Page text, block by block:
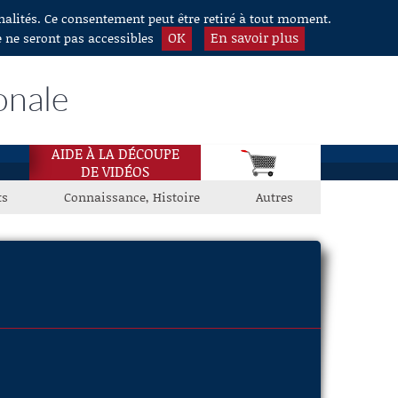
Ce consentement peut être retiré à tout moment.
seront pas accessibles
OK En savoir plus
AIDE À LA DÉCOUPE
DE VIDÉOS
Connaissance, Histoire Autres